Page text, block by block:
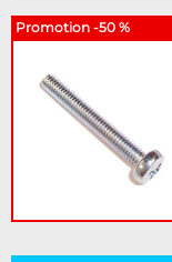
Promotion -50 %